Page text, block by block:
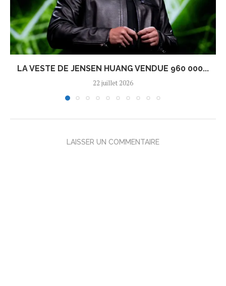
LA VESTE DE JENSEN HUANG VENDUE 960 000...
22 juillet 2026
LAISSER UN COMMENTAIRE